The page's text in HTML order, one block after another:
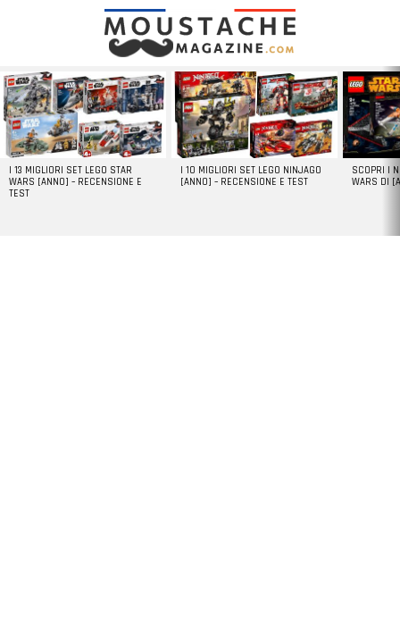
LATEST
STORIES
I 13 MIGLIORI SET LEGO STAR
WARS [ANNO] – RECENSIONE E
TEST
I 10 MIGLIORI SET LEGO NINJAGO
[ANNO] – RECENSIONE E TEST
SCOPRI I
WARS DI